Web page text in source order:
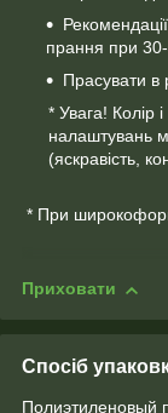
прання при
Прасувати в
* Увага! Колір
налаштувань
(яскравість,
* При
Приховати
Спосіб
Полиэтиленовый